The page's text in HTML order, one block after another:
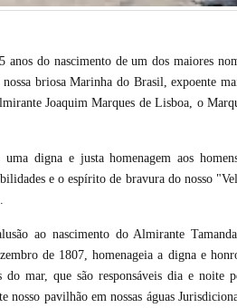
do nascimento de um dos maiores
briosa Marinha do Brasil, expoente
Joaquim Marques de Lisboa, o
digna e justa homenagem aos
e o espírito de bravura do nosso
ao nascimento do Almirante
de 1807, homenageia a digna e
mar, que são responsáveis dia e noite
nosso pavilhão em nossas águas